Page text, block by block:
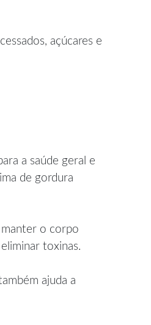
açúcares e
a saúde geral e
de gordura
manter o corpo
toxinas.
ajuda a